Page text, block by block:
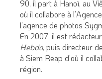
90, il part à Hanoï, au
où il collabore à
l’agence de photos
En 2007, il est
Hebdo, puis directeur
à Siem Reap d’où il
région.